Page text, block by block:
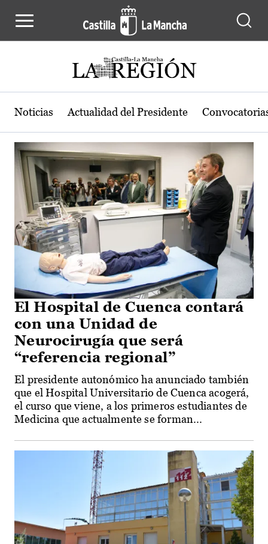
Actualidad de la región de Castilla-
Noticias Actualidad del Presidente
El Hospital de Cuenca contará
con una Unidad de
Neurocirugía que será
“referencia regional”
El presidente autonómico ha anunciado también
que el Hospital Universitario de Cuenca acogerá,
el curso que viene, a los primeros estudiantes de
Medicina que actualmente se forman...